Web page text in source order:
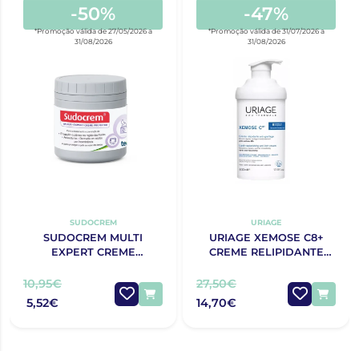
-50%
*Promoção válida de 27/05/2026 a
31/08/2026
SUDOCREM
SUDOCREM MULTI
EXPERT CREME
10,95€
5,52€
-47%
*Promoção válida de 31/07/2026 a
31/08/2026
URIAGE
URIAGE XEMOSE C8+
CREME RELIPIDANTE
27,50€
14,70€